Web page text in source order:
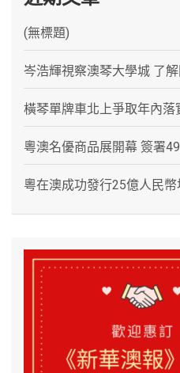
(無標題)
岑浩輝視察澳琴大學城 了
橫琴單牌車北上爭取年內
粵澳名優商品展開幕 簽署
粵在澳成功發行25億人民